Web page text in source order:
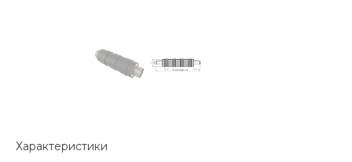
Характеристики